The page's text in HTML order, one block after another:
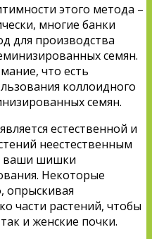
этого метода –
многие банки
для производства
семян.
что есть
коллоидного
семян.
естественной и
неестественным
ваши шишки
Некоторые
опрыскивая
части растений, чтобы
и женские почки.